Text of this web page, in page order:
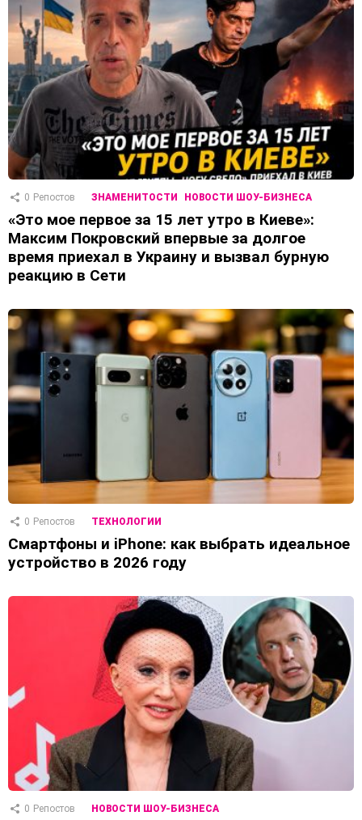
0 Репостов ЗНАМЕНИТОСТИ НОВОСТИ ШОУ-БИЗНЕСА
«Это мое первое за 15 лет утро в Киеве»:
Максим Покровский впервые за долгое
время приехал в Украину и вызвал бурную
реакцию в Сети
0 Репостов ТЕХНОЛОГИИ
Смартфоны и iPhone: как выбрать идеальное
устройство в 2026 году
0 Репостов НОВОСТИ ШОУ-БИЗНЕСА